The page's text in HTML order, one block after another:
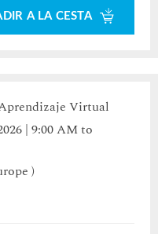
A LA CESTA
Virtual
| 9:00 AM to
)